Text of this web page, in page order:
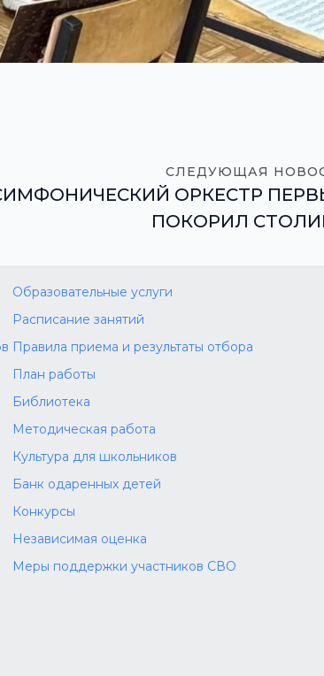
СЛЕДУЮЩАЯ
ОРКЕСТР
ПОКОРИЛ
Образовательные услуги
Расписание занятий
Правила приема и результаты отбора
План работы
Библиотека
Методическая работа
Культура для школьников
Банк одаренных детей
Конкурсы
Независимая оценка
Меры поддержки участников СВО